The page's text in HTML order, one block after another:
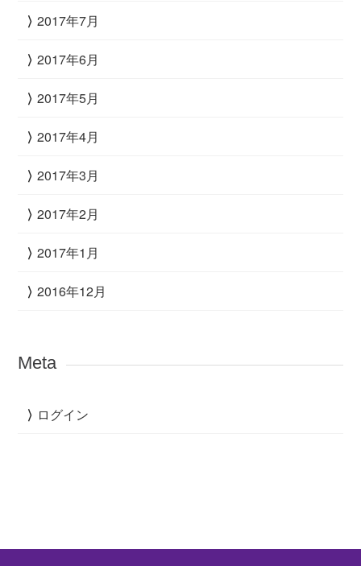
2017年7月
2017年6月
2017年5月
2017年4月
2017年3月
2017年2月
2017年1月
2016年12月
Meta
ログイン